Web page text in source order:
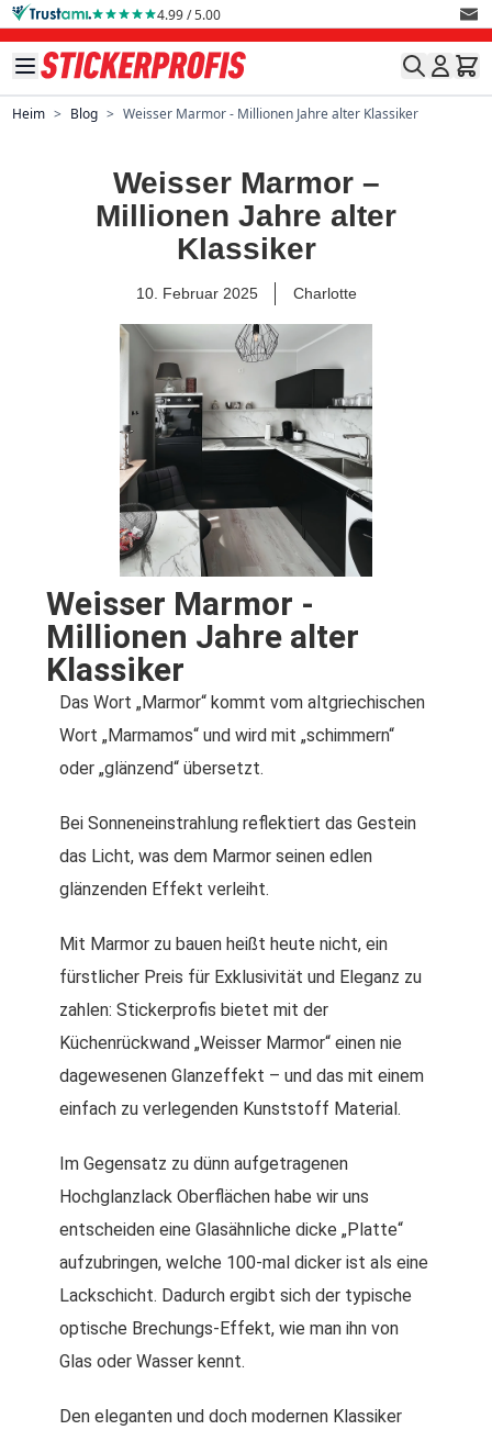
Direkt zum Inhalt 4.99 / 5.00
Heim > Blog > Weisser Marmor - Millionen Jahre alter Klassiker
Weisser Marmor –
Millionen Jahre alter
Klassiker
10. Februar 2025 Charlotte
Weisser Marmor -
Millionen Jahre alter
Klassiker
Das Wort „Marmor“ kommt vom altgriechischen
Wort „Marmamos“ und wird mit „schimmern“
oder „glänzend“ übersetzt.
Bei Sonneneinstrahlung reflektiert das Gestein
das Licht, was dem Marmor seinen edlen
glänzenden Effekt verleiht.
Mit Marmor zu bauen heißt heute nicht, ein
fürstlicher Preis für Exklusivität und Eleganz zu
zahlen: Stickerprofis bietet mit der
Küchenrückwand „Weisser Marmor“ einen nie
dagewesenen Glanzeffekt – und das mit einem
einfach zu verlegenden Kunststoff Material.
Im Gegensatz zu dünn aufgetragenen
Hochglanzlack Oberflächen habe wir uns
entscheiden eine Glasähnliche dicke „Platte“
aufzubringen, welche 100-mal dicker ist als eine
Lackschicht. Dadurch ergibt sich der typische
optische Brechungs-Effekt, wie man ihn von
Glas oder Wasser kennt.
Den eleganten und doch modernen Klassiker